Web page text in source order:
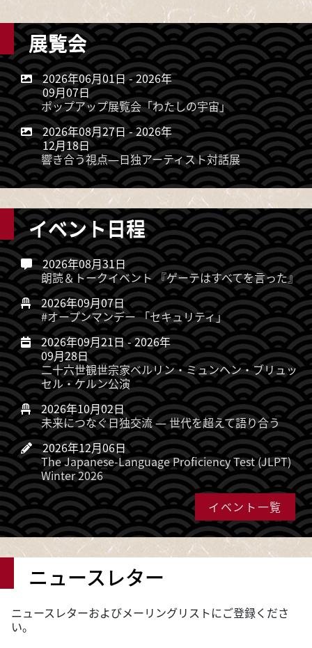
展覧会
2026年06月01日-2026年
09月07日
ポップアップ展覧会「わたしの宇宙」
2026年08月27日-2026年
12月18日
響き合う視点―日独アーティスト対話展
イベント日程
2026年08月31日
朗読＆トークイベント 『ゲーテはすべてを言った』
2026年09月07日
#オープンマンデー 「セキュリティ」
2026年09月21日-2026年
09月28日
二十六世観世宗家ベルリン・ミュンヘン・ブリュッ
セル・ケルン公演
2026年10月02日
未来につなぐ日独交流 ― 世代を超えて語り合う
2026年12月06日
The Japanese-Language Proficiency Test (JLPT)
Winter 2026
イベント一覧
ニュースレター
ニュースレターおよびメーリングリストにご登録くださ
い。